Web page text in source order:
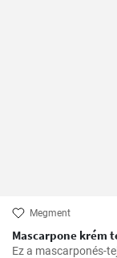
Megment
Mascarpone krém
Ez a mascarponés-